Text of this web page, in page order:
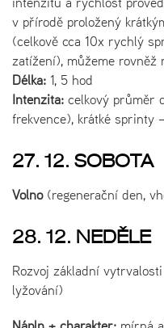
v přírodě proložený
(celkově cca 10x rychlý
zatížení), můžeme rovněž
Délka: 1, 5 hod
Intenzita: celkový průměr
frekvence), krátké sprinty
27. 12. SOBOTA
Volno (regenerační den,
28. 12. NEDĚLE
Rozvoj základní
lyžování)